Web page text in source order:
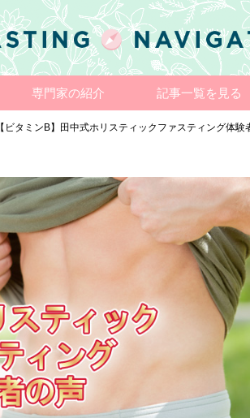
専門家の紹介 記事一覧を見る
【ビタミンB】田中式ホリスティックファスティング体験